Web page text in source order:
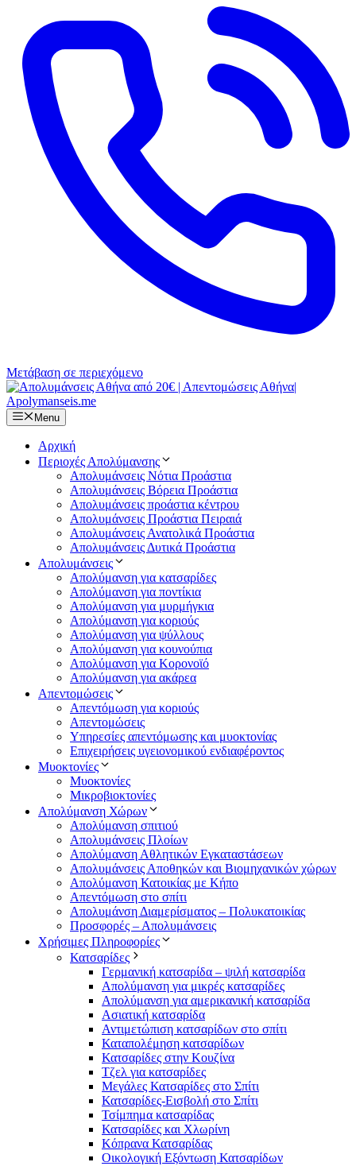
Μετάβαση σε περιεχόμενο
Menu
Αρχική
Περιοχές Απολύμανσης
Απολυμάνσεις Νότια Προάστια
Απολυμάνσεις Βόρεια Προάστια
Απολυμάνσεις προάστια κέντρου
Απολυμάνσεις Προάστια Πειραιά
Απολυμάνσεις Ανατολικά Προάστια
Απολυμάνσεις Δυτικά Προάστια
Απολυμάνσεις
Απολύμανση για κατσαρίδες
Απολύμανση για ποντίκια
Απολύμανση για μυρμήγκια
Απολύμανση για κοριούς
Απολύμανση για ψύλλους
Απολύμανση για κουνούπια
Απολύμανση για Κορονοϊό
Απολύμανση για ακάρεα
Απεντομώσεις
Απεντόμωση για κοριούς
Απεντομώσεις
Υπηρεσίες απεντόμωσης και μυοκτονίας
Επιχειρήσεις υγειονομικού ενδιαφέροντος
Μυοκτονίες
Μυοκτονίες
Μικροβιοκτονίες
Απολύμανση Χώρων
Απολύμανση σπιτιού
Απολυμάνσεις Πλοίων
Απολύμανση Αθλητικών Εγκαταστάσεων
Απολυμάνσεις Αποθηκών και Βιομηχανικών χώρων
Απολύμανση Κατοικίας με Κήπο
Απεντόμωση στο σπίτι
Απολυμάνση Διαμερίσματος – Πολυκατοικίας
Προσφορές – Απολυμάνσεις
Χρήσιμες Πληροφορίες
Κατσαρίδες
Γερμανική κατσαρίδα – ψιλή κατσαρίδα
Απολύμανση για μικρές κατσαρίδες
Απολύμανση για αμερικανική κατσαρίδα
Ασιατική κατσαρίδα
Αντιμετώπιση κατσαρίδων στο σπίτι
Καταπολέμηση κατσαρίδων
Κατσαρίδες στην Κουζίνα
Τζελ για κατσαρίδες
Μεγάλες Κατσαρίδες στο Σπίτι
Κατσαρίδες-Εισβολή στο Σπίτι
Τσίμπημα κατσαρίδας
Κατσαρίδες και Χλωρίνη
Κόπρανα Κατσαρίδας
Οικολογική Εξόντωση Κατσαρίδων